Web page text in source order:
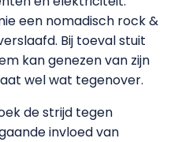
een nomadisch rock &
Bij toeval stuit
kan genezen van zijn
wel wat tegenover.
de strijd tegen
invloed van